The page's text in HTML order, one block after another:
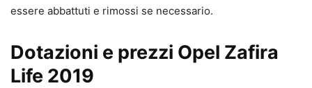
essere abbattuti e rimossi se necessario.
Dotazioni e prezzi Opel Zafira
Life 2019